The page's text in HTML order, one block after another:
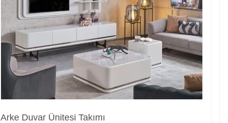
Arke Duvar Ünitesi Takımı